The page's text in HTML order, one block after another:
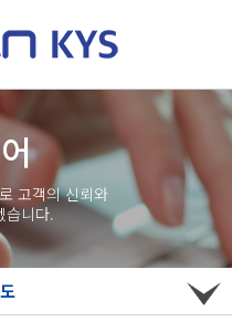
고객의 신뢰와
습니다.